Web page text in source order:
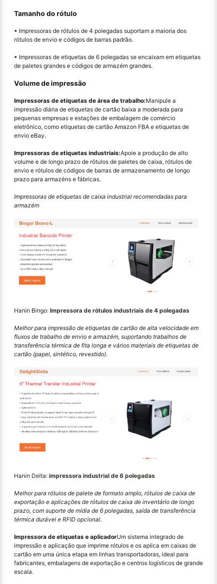
Tamanho do rótulo
• Impressoras de rótulos de 4 polegadas suportam a maioria dos
rótulos de envio e códigos de barras padrão.
• Impressoras de etiquetas de 6 polegadas se encaixam em etiquetas
de paletes grandes e códigos de armazém grandes.
Volume de impressão
Impressoras de etiquetas de área de trabalho:Manipule a
impressão diária de etiquetas de cartão baixa a moderada para
pequenas empresas e estações de embalagem de comércio
eletrônico, como etiquetas de cartão Amazon FBA e etiquetas de
envio eBay.
Impressoras de etiquetas industriais:Apoie a produção de alto
volume e de longo prazo de rótulos de paletes de caixa, rótulos de
envio e rótulos de códigos de barras de armazenamento de longo
prazo para armazéns e fábricas.
Impressoras de etiquetas de caixa industrial recomendadas para
armazém
Hanin Bingo: Impressora de rótulos industriais de 4 polegadas
Melhor para impressão de etiquetas de cartão de alta velocidade em
fluxos de trabalho de envio e armazém, suportando trabalhos de
transferência térmica de fita longa e vários materiais de etiquetas de
cartão (papel, sintético, revestido).
Hanin Delta: impressora industrial de 6 polegadas
Melhor para rótulos de palete de formato amplo, rótulos de caixa de
exportação e aplicações de rótulos de caixa de inventário de longo
prazo, com suporte de mídia de 6 polegadas, saída de transferência
térmica durável e RFID opcional.
Impressora de etiquetas e aplicadorUm sistema integrado de
impressão e aplicação que imprime rótulos e os aplica em caixas de
cartão em uma única etapa em linhas transportadoras, ideal para
fabricantes, embalagens de exportação e centros logísticos de grande
escala.